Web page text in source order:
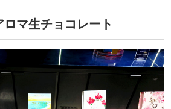
マ生チョコレート